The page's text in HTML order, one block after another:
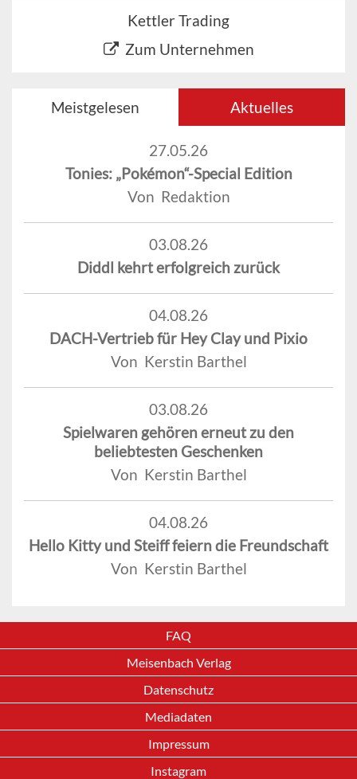
Kettler Trading
Zum Unternehmen
Meistgelesen Aktuelles
27.05.26
Tonies: „Pokémon“-Special Edition
Von Redaktion
03.08.26
Diddl kehrt erfolgreich zurück
04.08.26
DACH-Vertrieb für Hey Clay und Pixio
Von Kerstin Barthel
03.08.26
Spielwaren gehören erneut zu den
beliebtesten Geschenken
Von Kerstin Barthel
04.08.26
Hello Kitty und Steiff feiern die Freundschaft
Von Kerstin Barthel
FAQ
Meisenbach Verlag
Datenschutz
Mediadaten
Impressum
Instagram